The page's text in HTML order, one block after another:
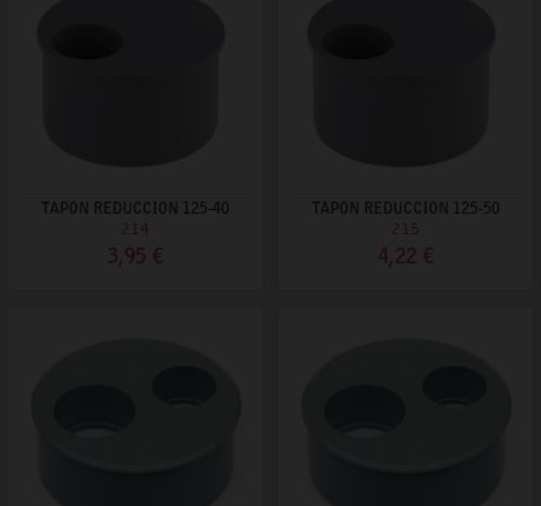
TAPON REDUCCION 125-40
214
3,95 €
TAPON REDUCCION 125-50
215
4,22 €